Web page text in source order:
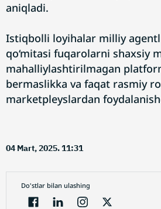
aniqladi.
Istiqbolli loyihalar milliy
qo‘mitasi fuqarolarni shaxsiy
mahalliylashtirilmagan
bermaslikka va faqat rasmiy
marketpleyslardan
04 Mart, 2025. 11:31
Do'stlar bilan ulashing